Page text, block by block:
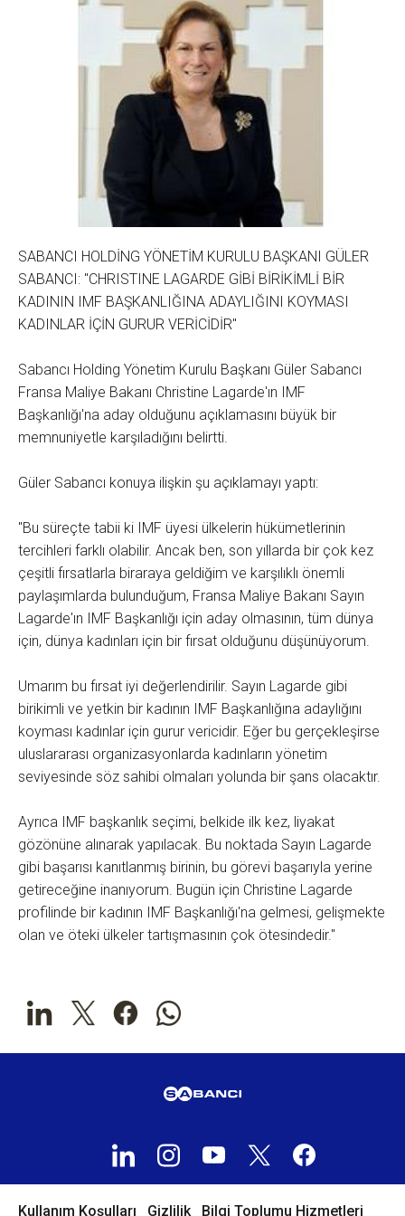
SABANCI HOLDİNG YÖNETİM KURULU BAŞKANI GÜLER
SABANCI: "CHRISTINE LAGARDE GİBİ BİRİKİMLİ BİR
KADININ IMF BAŞKANLIĞINA ADAYLIĞINI KOYMASI
KADINLAR İÇİN GURUR VERİCİDİR"
Sabancı Holding Yönetim Kurulu Başkanı Güler Sabancı
Fransa Maliye Bakanı Christine Lagarde'ın IMF
Başkanlığı'na aday olduğunu açıklamasını büyük bir
memnuniyetle karşıladığını belirtti.
Güler Sabancı konuya ilişkin şu açıklamayı yaptı:
"Bu süreçte tabii ki IMF üyesi ülkelerin hükümetlerinin
tercihleri farklı olabilir. Ancak ben, son yıllarda bir çok kez
çeşitli fırsatlarla biraraya geldiğim ve karşılıklı önemli
paylaşımlarda bulunduğum, Fransa Maliye Bakanı Sayın
Lagarde'ın IMF Başkanlığı için aday olmasının, tüm dünya
için, dünya kadınları için bir fırsat olduğunu düşünüyorum.
Umarım bu fırsat iyi değerlendirilir. Sayın Lagarde gibi
birikimli ve yetkin bir kadının IMF Başkanlığına adaylığını
koyması kadınlar için gurur vericidir. Eğer bu gerçekleşirse
uluslararası organizasyonlarda kadınların yönetim
seviyesinde söz sahibi olmaları yolunda bir şans olacaktır.
Ayrıca IMF başkanlık seçimi, belkide ilk kez, liyakat
gözönüne alınarak yapılacak. Bu noktada Sayın Lagarde
gibi başarısı kanıtlanmış birinin, bu görevi başarıyla yerine
getireceğine inanıyorum. Bugün için Christine Lagarde
profilinde bir kadının IMF Başkanlığı'na gelmesi, gelişmekte
olan ve öteki ülkeler tartışmasının çok ötesindedir."
Kullanım Koşulları Gizlilik Bilgi Toplumu Hizmetleri